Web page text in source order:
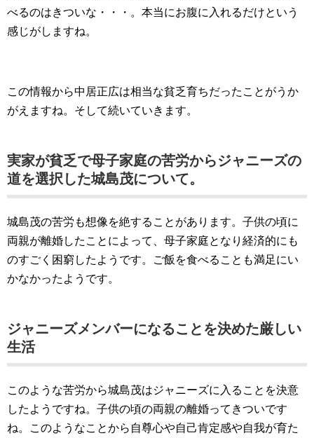
べるのはきついな・・・。本当にお腹に入れるだけという
感じがしますね。
この情報から中居正広は相当な貧乏育ちだったことがうか
がえますね。そして続いていきます。
実家が貧乏で母子家庭の苦労からジャニーズの
道を選択した城島茂について。
城島茂の苦労も想像を絶することがあります。子供の頃に
両親が離婚したことによって、母子家庭となり経済的にも
のすごく困窮したようです。ご飯を食べることも満足にい
かなかったようです。
ジャニーズメンバーになることを決めた厳しい
生活
このような苦労から城島茂はジャニーズに入ることを決意
したようですね。子供の頃の両親の離婚ってきついです
ね。このようなことから自尊心や自己肯定感や自我が育た